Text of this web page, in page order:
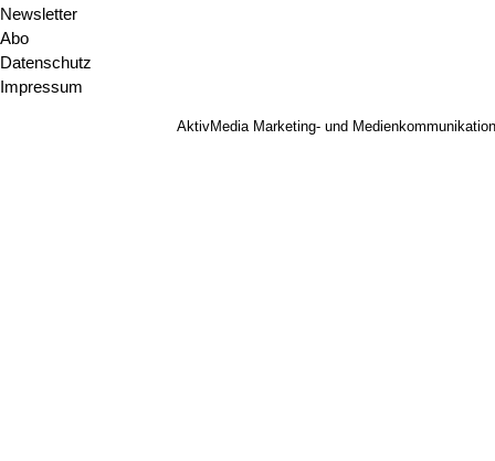
Newsletter
Abo
Datenschutz
Impressum
AktivMedia Marketing- und